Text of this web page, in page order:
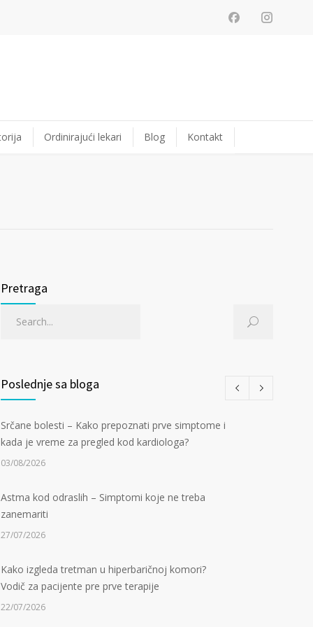
Ordinirajući lekari Blog Kontakt
Pretraga
Poslednje sa bloga
Srčane bolesti – Kako prepoznati prve simptome i
kada je vreme za pregled kod kardiologa?
03/08/2026
Astma kod odraslih – Simptomi koje ne treba
zanemariti
27/07/2026
Kako izgleda tretman u hiperbaričnoj komori?
Vodič za pacijente pre prve terapije
22/07/2026